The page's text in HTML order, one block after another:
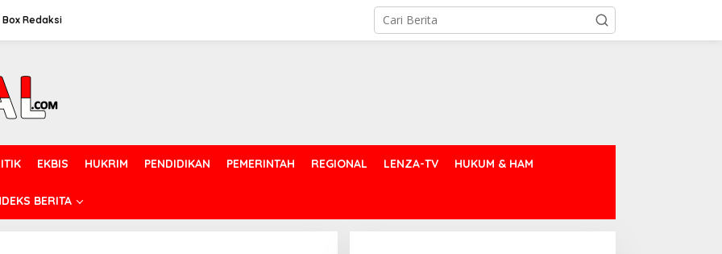
Box Redaksi
EKBIS HUKRIM PENDIDIKAN PEMERINTAH REGIONAL LENZA-TV HUKUM & HAM
BERITA